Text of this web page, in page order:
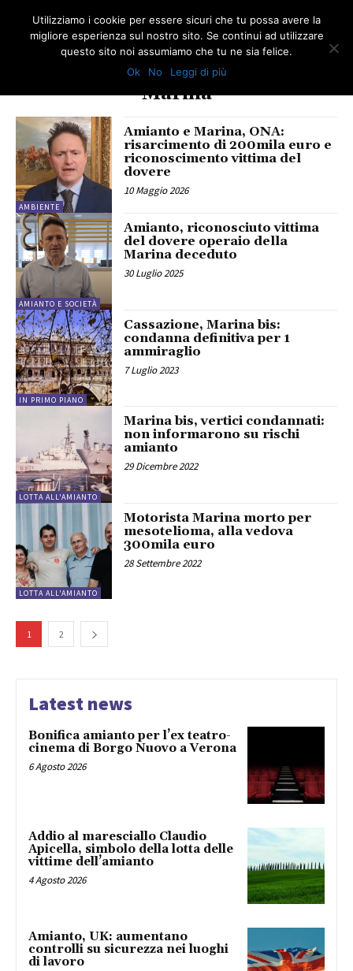
Marina
AMBIENTE
Amianto e Marina, ONA:
risarcimento di 200mila euro e
riconoscimento vittima del
dovere
10 Maggio 2026
AMIANTO E SOCIETÀ
Amianto, riconosciuto vittima
del dovere operaio della
Marina deceduto
30 Luglio 2025
IN PRIMO PIANO
Cassazione, Marina bis:
condanna definitiva per 1
ammiraglio
7 Luglio 2023
LOTTA ALL'AMIANTO
Marina bis, vertici condannati:
non informarono su rischi
amianto
29 Dicembre 2022
LOTTA ALL'AMIANTO
Motorista Marina morto per
mesotelioma, alla vedova
300mila euro
28 Settembre 2022
1 2
Latest news
Bonifica amianto per l’ex teatro-
cinema di Borgo Nuovo a Verona
6 Agosto 2026
Addio al maresciallo Claudio
Apicella, simbolo della lotta delle
vittime dell’amianto
4 Agosto 2026
Amianto, UK: aumentano
controlli su sicurezza nei luoghi
di lavoro
Utilizziamo i cookie per essere sicuri che tu possa avere la
migliore esperienza sul nostro sito. Se continui ad utilizzare
questo sito noi assumiamo che tu ne sia felice.
Ok
No Leggi di più